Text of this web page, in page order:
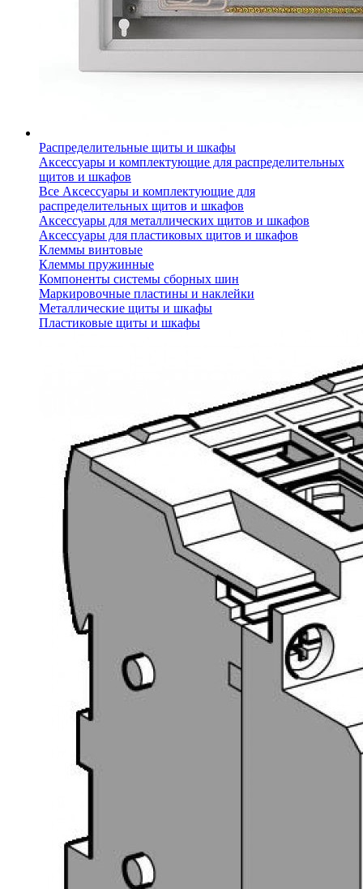
Распределительные щиты и шкафы
Аксессуары и комплектующие для распределительных
щитов и шкафов
Все Аксессуары и комплектующие для
распределительных щитов и шкафов
Аксессуары для металлических щитов и шкафов
Аксессуары для пластиковых щитов и шкафов
Клеммы винтовые
Клеммы пружинные
Компоненты системы сборных шин
Маркировочные пластины и наклейки
Металлические щиты и шкафы
Пластиковые щиты и шкафы